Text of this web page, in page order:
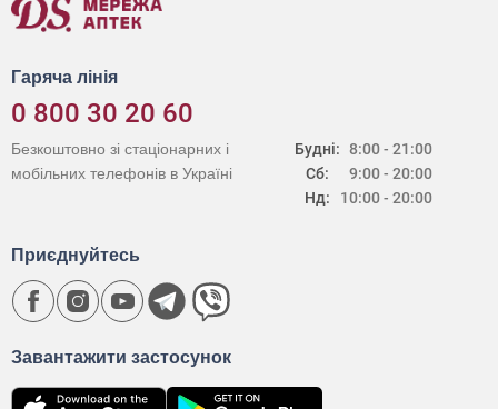
Гаряча лінія
0 800 30 20 60
Будні:
Сб:
Нд:
8:00 - 21:00
9:00 - 20:00
10:00 - 20:00
Безкоштовно зі стаціонарних і
мобільних телефонів в Україні
Завантажити застосунок
Приєднуйтесь